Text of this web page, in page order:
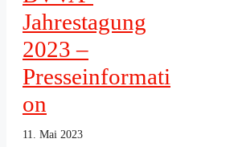
Jahrestagung
2023 –
Presseinformati
on
11. Mai 2023